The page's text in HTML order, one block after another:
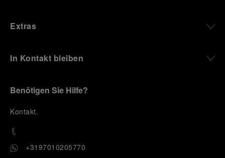
Extras
In Kontakt bleiben
Benötigen Sie Hilfe?
Kontakt.
+3197010205770